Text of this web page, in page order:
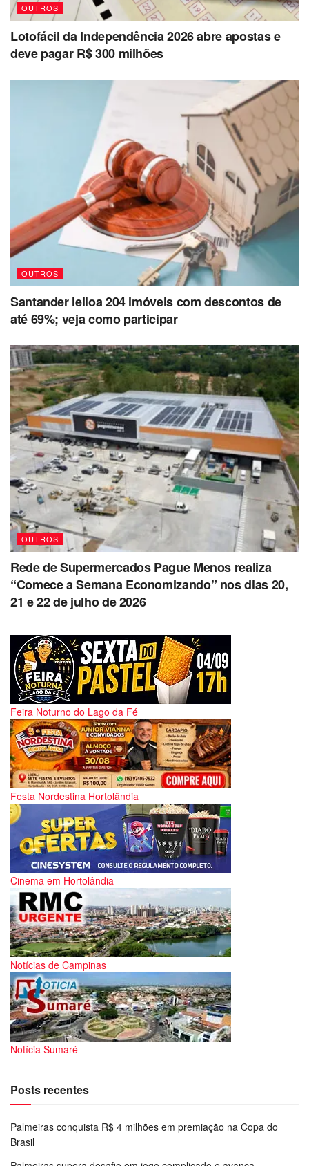
OUTROS
Lotofácil da Independência 2026 abre apostas e
deve pagar R$ 300 milhões
OUTROS
Santander leiloa 204 imóveis com descontos de
até 69%; veja como participar
OUTROS
Rede de Supermercados Pague Menos realiza
“Comece a Semana Economizando” nos dias 20,
21 e 22 de julho de 2026
Feira Noturno do Lago da Fé
Festa Nordestina Hortolândia
Cinema em Hortolândia
Notícias de Campinas
Notícia Sumaré
Posts recentes
Palmeiras conquista R$ 4 milhões em premiação na Copa do
Brasil